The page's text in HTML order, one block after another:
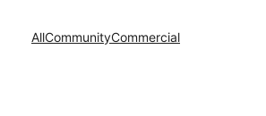
AllCommunityCommercial